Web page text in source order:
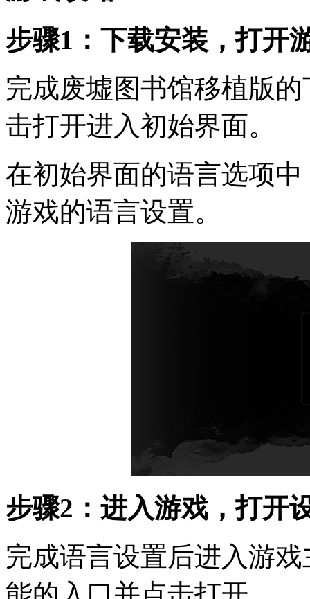
步骤1：下载安装，打开
完成废墟图书馆移植版
击打开进入初始界面。
在初始界面的语言选项
游戏的语言设置。
步骤2：进入游戏，打开
完成语言设置后进入游